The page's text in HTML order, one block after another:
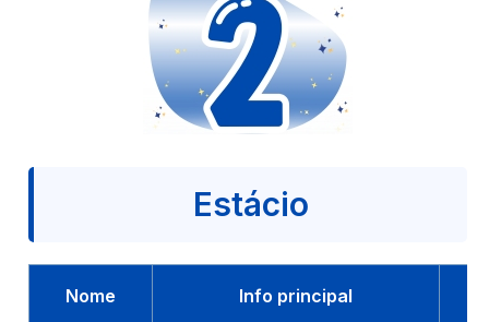
Estácio
Nome Info principal